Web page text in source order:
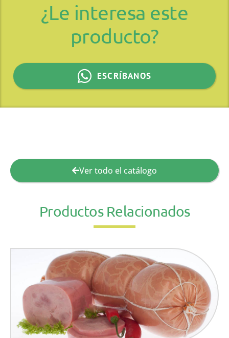
¿Le interesa este
producto?
ESCRÍBANOS
Productos Relacionados
Ver todo el catálogo